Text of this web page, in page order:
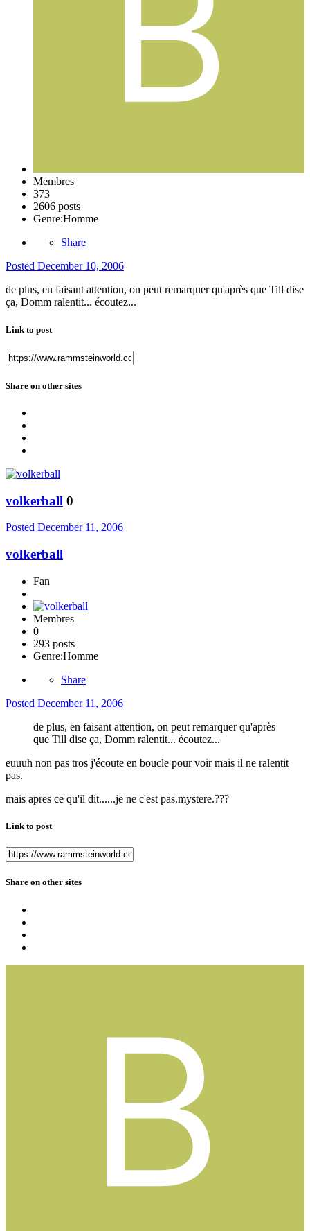
Membres
373
2606 posts
Genre:Homme
Share
Posted December 10, 2006
de plus, en faisant attention, on peut remarquer qu'après que Till dise
ça, Domm ralentit... écoutez...
Link to post
Share on other sites
volkerball 0
Posted December 11, 2006
volkerball
Fan
Membres
0
293 posts
Genre:Homme
Share
Posted December 11, 2006
de plus, en faisant attention, on peut remarquer qu'après
que Till dise ça, Domm ralentit... écoutez...
euuuh non pas tros j'écoute en boucle pour voir mais il ne ralentit
pas.
mais apres ce qu'il dit......je ne c'est pas.mystere.???
Link to post
Share on other sites